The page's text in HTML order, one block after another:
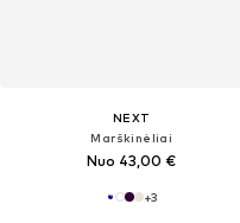
NEXT
Marškinėliai
Nuo 43,00 €
+3